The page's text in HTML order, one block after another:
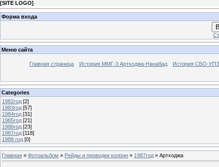
[SITE LOGO]
Форма входа
Меню сайта
Главная страница История ММГ-3 Артходжа-Нанабад История СБО-УПЗ
Categories
1982год [2]
1983год [57]
1984год [31]
1985год [21]
1986год [23]
1987год [118]
1988 год [0]
Главная » Фотоальбом » Рейды и проводки колонн » 1987год » Артходжа